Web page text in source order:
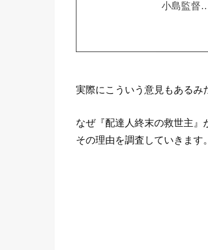
小島監督
実際にこういう意見もあるみ
なぜ『配達人終末の救世主』
その理由を調査していきます。